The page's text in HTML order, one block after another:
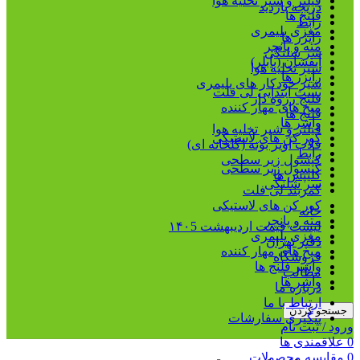
دریچه بازدید
رابط
رایزر ها
سر شلنگی
شیر تخلیه هوا
شیر خودکار های پلیمری
فلنج رزوه دار
فلنج ها
فیلتر و شیر تخلیه هوا
قلاب آویز بوته (گلخانه ای)
کپسول زیر سطحی
کلیپس ها
کمربند لی فلت
کور کن های لاستیکی
مته و پانچر
مغزی پلیمری
میخ های مهار کننده
واشر فلنج ها
واشر ها
جستجو کردن
ورود / ثبت نام
0 علاقمندی ها
0 مقایسه محصولات
فلنج ها
مغزی پلیمری
مته و پانچر
آبفشان (بابلر)
رایزر ها
بست ابتدایی لی فلت
میخ های مهار کننده
واشر ها
کور کن های لاستیکی
رابط
کپسول زیر سطحی
سر شلنگی
خانه
لیست قیمت اردیبهشت ۱۴۰5
دفتر تهران
فروشگاه
مطالب
درباره ما
ارتباط با ما
پیگیری سفارشات